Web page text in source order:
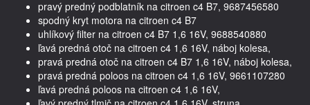
pravý predný podblatník na citroen c4 B7, 9687456580
spodný kryt motora na citroen c4 B7
uhlíkový filter na citroen c4 B7 1,6 16V, 9688540880
ľavá predná otoč na citroen c4 1,6 16V, náboj kolesa,
pravá predná otoč na citroen c4 B7 1,6 16V, náboj kolesa,
pravá predná poloos na citroen c4 1,6 16V, 9661107280
ľavá predná poloos na citroen c4 1,6 16V,